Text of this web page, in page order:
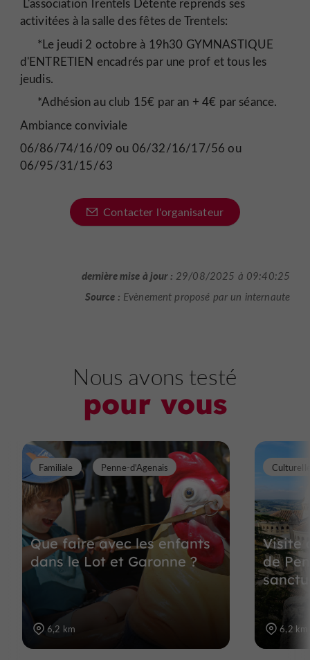
L'association Trentels Détente reprends ses
activitées à la salle des fêtes de Trentels:
*Le jeudi 2 octobre à 19h30 GYMNASTIQUE
d'ENTRETIEN encadrés par une prof et tous les
jeudis.
*Adhésion au club 15€ par an + 4€ par séance.
Ambiance conviviale
06/86/74/16/09 ou 06/32/16/17/56 ou
06/95/31/15/63
Contacter l'organisateur
dernière mise à jour : 29/08/2025 à 09:40:25
Source : Evènement proposé par un internaute
Nous avons testé
pour vous
Que faire avec les enfants
dans le Lot et Garonne ?
Familiale Penne-d'Agenais
6,2 km
Visite
de
6,2 km